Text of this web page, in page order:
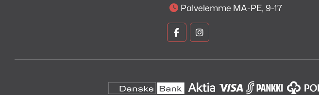
Palvelemme MA-PE, 9-17
Kuva
Facebook
Kuva
Instagram